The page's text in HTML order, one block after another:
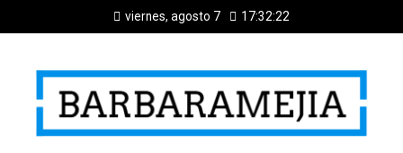
viernes, agosto 7 17:32:22